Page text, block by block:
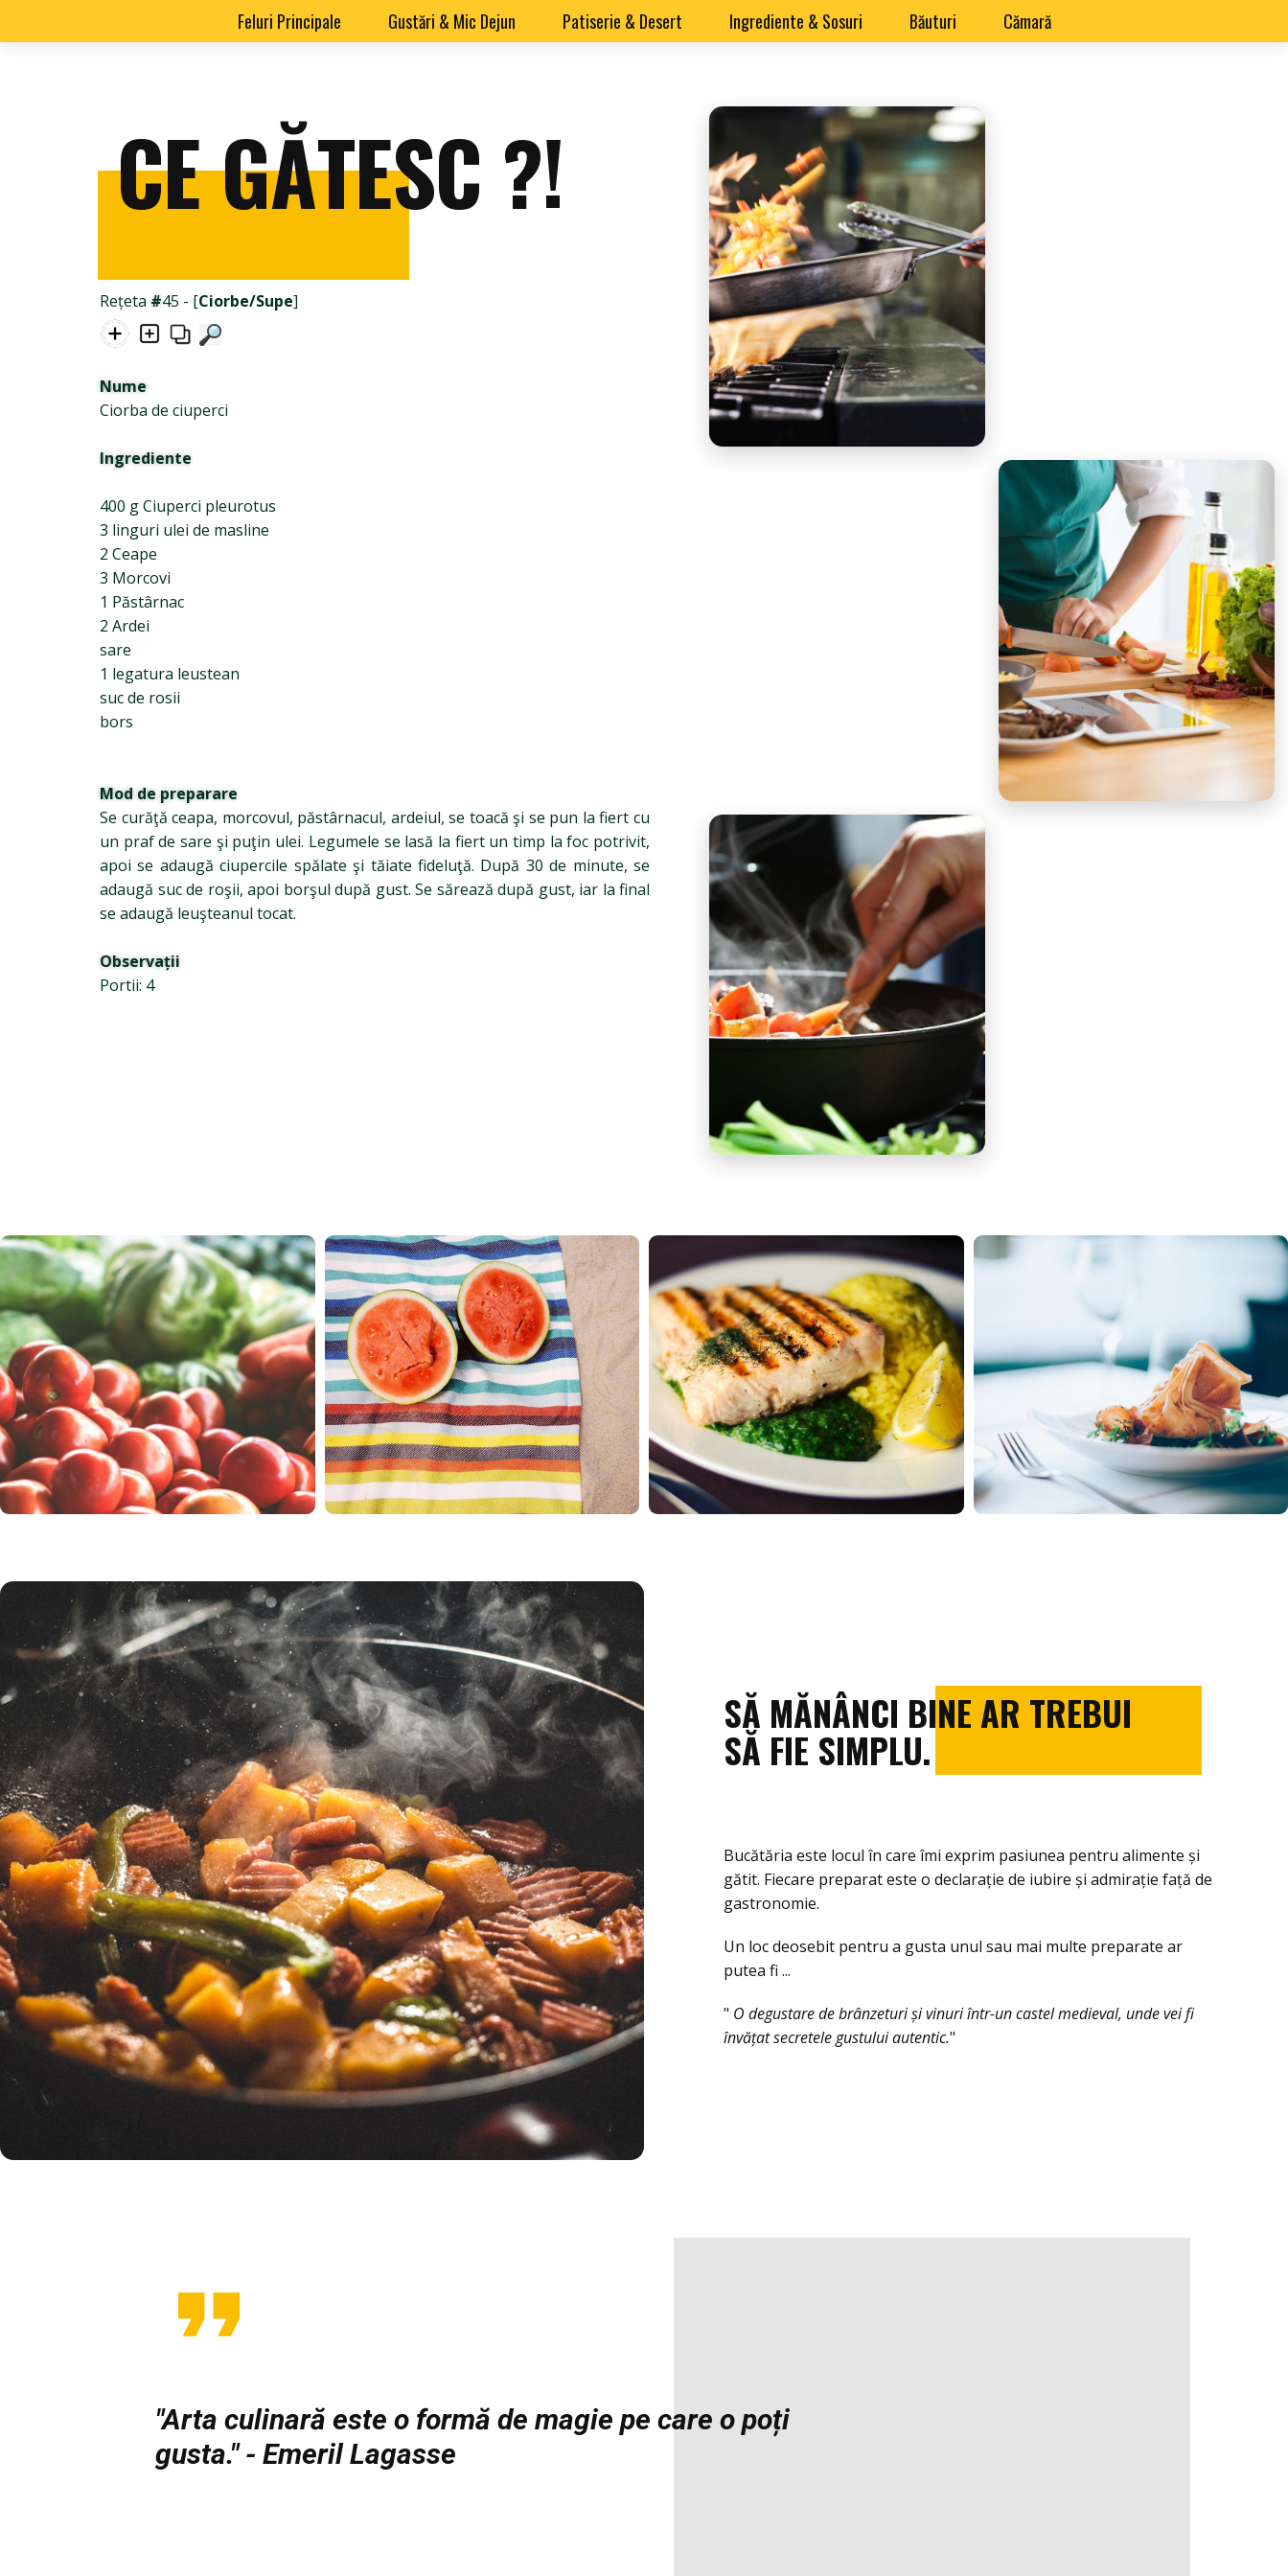
Feluri Principale Gustări & Mic Dejun Patiserie & Desert Ingrediente & Sosuri Băuturi Cămară
CE GĂTESC ?!
Rețeta #45 - [Ciorbe/Supe]
Nume
Ciorba de ciuperci
Ingrediente
400 g Ciuperci pleurotus
3 linguri ulei de masline
2 Ceape
3 Morcovi
1 Păstârnac
2 Ardei
sare
1 legatura leustean
suc de rosii
bors
Mod de preparare
Se curăţă ceapa, morcovul, păstârnacul, ardeiul, se toacă şi se pun la fiert cu
un praf de sare şi puţin ulei. Legumele se lasă la fiert un timp la foc potrivit,
apoi se adaugă ciupercile spălate şi tăiate fideluţă. După 30 de minute, se
adaugă suc de roşii, apoi borşul după gust. Se sărează după gust, iar la final
se adaugă leuşteanul tocat.
Observații
Portii: 4
SĂ MĂNÂNCI BINE AR TREBUI
SĂ FIE SIMPLU.
Bucătăria este locul în care îmi exprim pasiunea pentru alimente și
gătit. Fiecare preparat este o declarație de iubire și admirație față de
gastronomie.
Un loc deosebit pentru a gusta unul sau mai multe preparate ar
putea fi ...
" O degustare de brânzeturi și vinuri într-un castel medieval, unde vei fi
învățat secretele gustului autentic."
"Arta culinară este o formă de magie pe care o poți
gusta." - Emeril Lagasse